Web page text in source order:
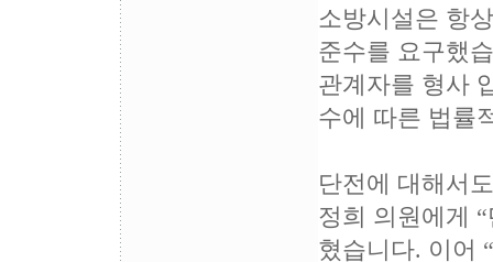
소방시설은 항
준수를 요구했
관계자를 형사
수에 따른 법률
단전에 대해서
정희 의원에게
혔습니다. 이어